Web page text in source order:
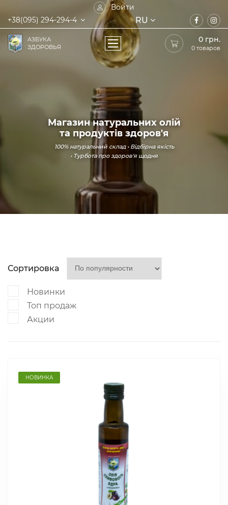
Войти
+38(095) 294-294-4
RU
АЗБУКА
ЗДОРОВЬЯ
0 грн.
0 товаров
Магазин натуральних олій
та продуктів здоров'я
100% натуральний склад • Відбірна якість
• Турбота про здоров'я щодня
Новинки
Топ продаж
Акции
Сортировка
НОВИНКА